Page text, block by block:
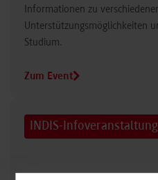
Informationen zu
Unterstützungsmöglichkeiten
Studium.
Zum Event
INDIS-